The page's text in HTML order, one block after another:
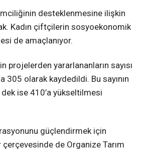
desteklenmesine ilişkin
Kadın çiftçilerin sosyoekonomik
de amaçlanıyor.
projelerden yararlananların sayısı
305 olarak kaydedildi. Bu sayının
dek ise 410’a yükseltilmesi
güçlendirmek için
de Organize Tarım